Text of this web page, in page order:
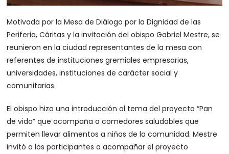
Motivada por la Mesa de Diálogo por la Dignidad de las
Periferia, Cáritas y la invitación del obispo Gabriel Mestre, se
reunieron en la ciudad representantes de la mesa con
referentes de instituciones gremiales empresarias,
universidades, instituciones de carácter social y
comunitarias.
El obispo hizo una introducción al tema del proyecto “Pan
de vida” que acompaña a comedores saludables que
permiten llevar alimentos a niños de la comunidad. Mestre
invitó a los participantes a acompañar el proyecto